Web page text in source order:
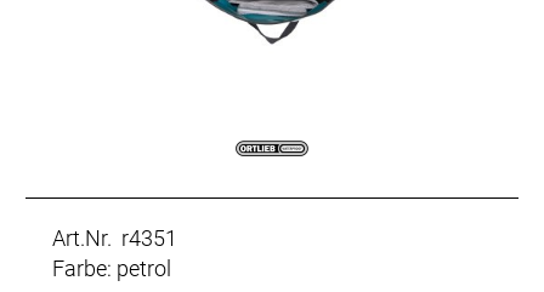
Art.Nr. r4351
Farbe: petrol